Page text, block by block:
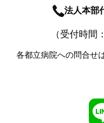
法人本部
（受付時間
各都立病院への問合せ